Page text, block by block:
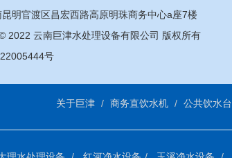
明官渡区昌宏西路高原明珠商务中心a座7楼
© 2022 云南巨津水处理设备有限公司 版权所有
号
关于巨津 商务直饮水机 公共饮水台